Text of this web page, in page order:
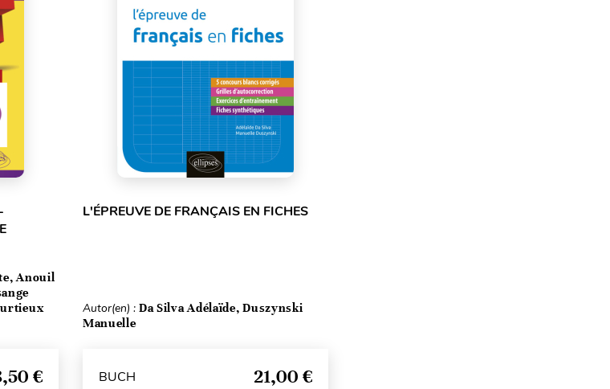
Anouil
€
L'ÉPREUVE DE FRANÇAIS EN FICHES
Autor(en) : Da Silva Adélaïde, Duszynski
Manuelle
BUCH 21,00 €